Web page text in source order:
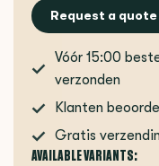
Request a quote
Vóór 15:00
verzonden
Klanten
Gratis
AVAILABLE VARIANTS: